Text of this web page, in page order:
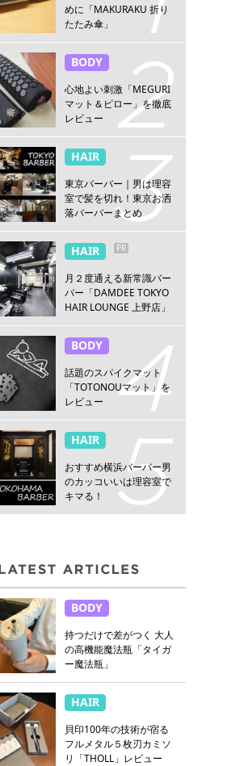
めに「MAKURAKU 折り
たたみ傘」
BODY
心地よい刺激「MEGURI
マット＆ピロー」を徹底
レビュー
HAIR
東京バーバー｜男は理容
室で髪を切れ！東京お洒
落バーバーまとめ
HAIR PR
月２度通える新常識バー
バー「DAMDEE TOKYO
HAIR LOUNGE 上野店」
BODY
話題のスパイクマット
「TOTONOUマット」を
レビュー
HAIR
おすすめ横浜バーバー男
のカッコいいは理容室で
キマる！
BODY
持つだけで差がつく 大人
の高機能魔法瓶「タイガ
ー魔法瓶」
HAIR
貝印100年の技術が宿る
フルメタル５枚刃カミソ
リ「THOLL」レビュー